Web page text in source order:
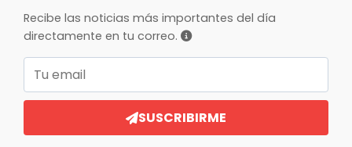
Recibe las noticias más importantes del día
directamente en tu correo.
SUSCRIBIRME